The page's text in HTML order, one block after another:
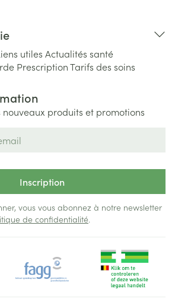
utiles Actualités santé
PrescriptionTarifs des soins
nouveaux produits et promotions
Inscription
vous vous abonnez à notre newsletter
de confidentialité.